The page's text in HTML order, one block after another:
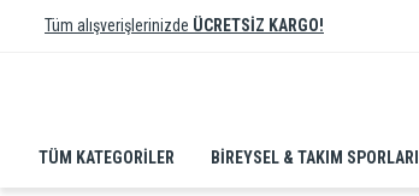
Tüm alışverişlerinizde ÜCRETSİZ KARGO!
TÜM KATEGORİLER BIREYSEL & TAKIM SPORLARI